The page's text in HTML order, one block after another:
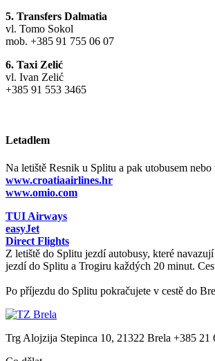
5. Transfers Dalmatia
vl. Tomo Sokol
mob. +385 91 755 06 07
6. Taxi Zelić
vl. Ivan Zelić
+385 91 553 3465
Letadlem
Na letiště Resnik u Splitu a pak utobusem nebo
www.croatiaairlines.hr
www.omio.com
TUI Airways
easyJet
Direct Flights
Z letiště do Splitu jezdí autobusy, které
jezdí do Splitu a Trogiru každých 20 minut.
Po příjezdu do Splitu pokračujete v cestě do
Trg Alojzija Stepinca 10, 21322 Brela +385 21